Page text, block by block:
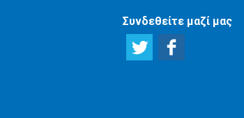
Συνδεθείτε μαζί μας